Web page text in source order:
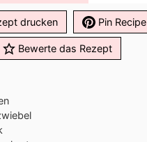
drucken Pin Recipe
Bewerte das Rezept